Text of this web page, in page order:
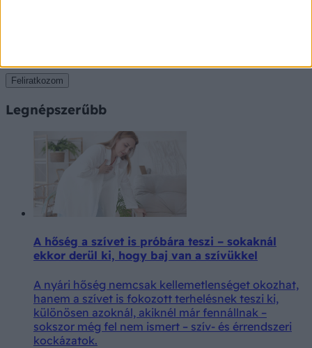
Feliratkozom
Legnépszerűbb
A hőség a szívet is próbára teszi – sokaknál
ekkor derül ki, hogy baj van a szívükkel
A nyári hőség nemcsak kellemetlenséget okozhat,
hanem a szívet is fokozott terhelésnek teszi ki,
különösen azoknál, akiknél már fennállnak –
sokszor még fel nem ismert – szív- és érrendszeri
kockázatok.